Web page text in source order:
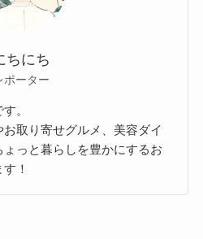
ちにち
ポーター
。
取り寄せグルメ、美容ダイ
っと暮らしを豊かにするお
！